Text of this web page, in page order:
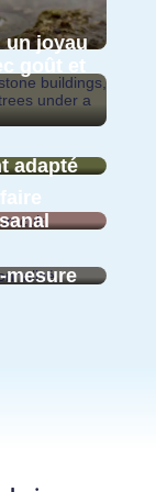
joyau
goût et
adapté
mesure